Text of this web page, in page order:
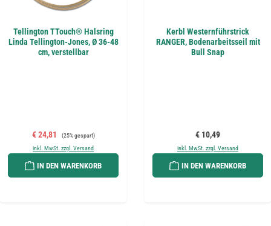
Tellington TTouch® Halsring
Linda Tellington-Jones, Ø 36-48
cm, verstellbar
Verkaufspreis:
€ 24,81 Regulärer Preis:
(25% gespart)
inkl. MwSt. zzgl. Versand
IN DEN WARENKORB
Kerbl Westernführstrick
RANGER, Bodenarbeitsseil mit
Bull Snap
Regulärer Preis:
€ 10,49
inkl. MwSt. zzgl. Versand
IN DEN WARENKORB